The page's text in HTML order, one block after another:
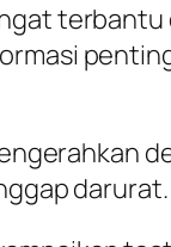
darurat.